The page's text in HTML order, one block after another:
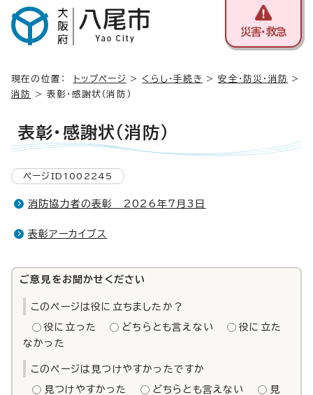
災害・救急
現在の位置： トップページ > くらし・手続き >安全・防災・消防
>
消防
> 表彰・感謝状（消防）
表彰・感謝状（消防）
ページID1002245
消防協力者の表彰 2026年7月3日
表彰アーカイブス
ご意見をお聞かせください
このページは役に立ちましたか？
役に立った どちらとも言えない
役に立た
なかった
このページは見つけやすかったですか
見つけやすかった どちらとも言えない
見